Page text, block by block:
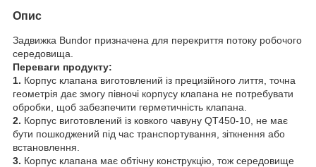
Опис
Задвижка Bundor призначена для перекриття потоку робочого
середовища.
Переваги продукту:
1. Корпус клапана виготовлений із прецизійного лиття, точна
геометрія дає змогу півночі корпусу клапана не потребувати
обробки, щоб забезпечити герметичність клапана.
2. Корпус виготовлений із ковкого чавуну QT450-10, не має
бути пошкоджений під час транспортування, зіткнення або
встановлення.
3. Корпус клапана має обтічну конструкцію, тож середовище